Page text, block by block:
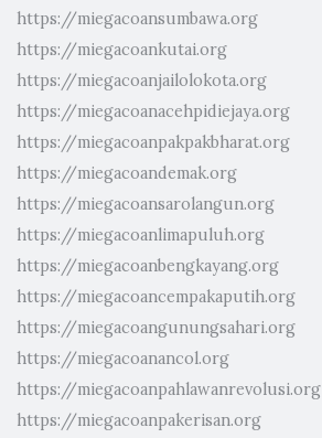
https://miegacoansumbawa.org
https://miegacoankutai.org
https://miegacoanjailolokota.org
https://miegacoanacehpidiejaya.org
https://miegacoanpakpakbharat.org
https://miegacoandemak.org
https://miegacoansarolangun.org
https://miegacoanlimapuluh.org
https://miegacoanbengkayang.org
https://miegacoancempakaputih.org
https://miegacoangunungsahari.org
https://miegacoanancol.org
https://miegacoanpahlawanrevolusi.org
https://miegacoanpakerisan.org